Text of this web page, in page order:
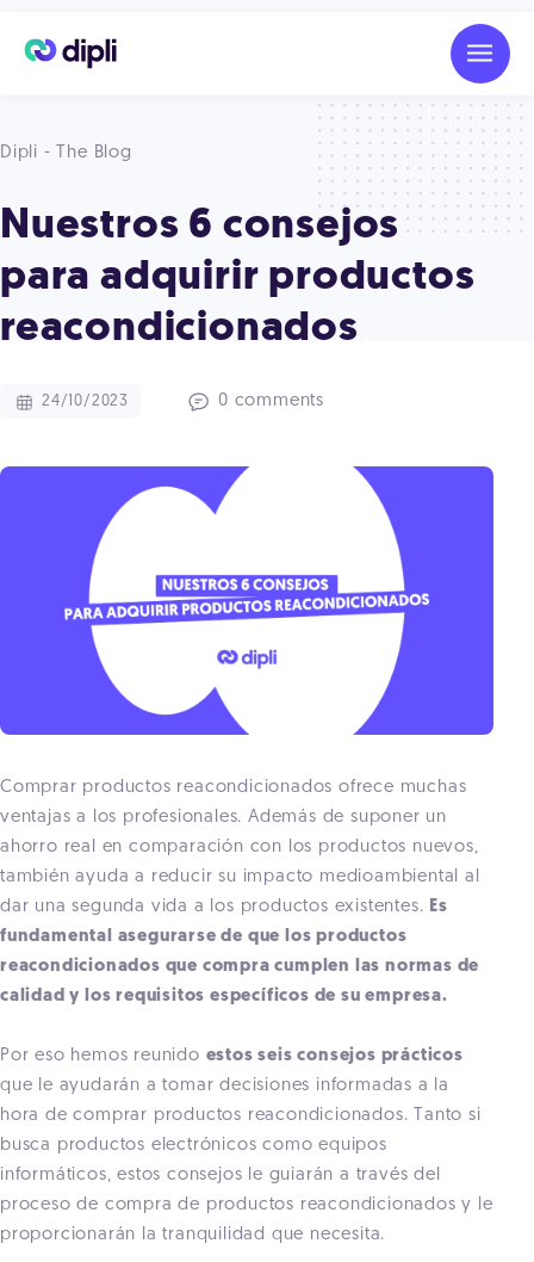
Dipli - The Blog
Nuestros 6 consejos
para adquirir productos
reacondicionados
24/10/2023 0 comments
Comprar productos reacondicionados ofrece muchas
ventajas a los profesionales. Además de suponer un
ahorro real en comparación con los productos nuevos,
también ayuda a reducir su impacto medioambiental al
dar una segunda vida a los productos existentes. Es
fundamental asegurarse de que los productos
reacondicionados que compra cumplen las normas de
calidad y los requisitos específicos de su empresa.
Por eso hemos reunido estos seis consejos prácticos
que le ayudarán a tomar decisiones informadas a la
hora de comprar productos reacondicionados. Tanto si
busca productos electrónicos como equipos
informáticos, estos consejos le guiarán a través del
proceso de compra de productos reacondicionados y le
proporcionarán la tranquilidad que necesita.